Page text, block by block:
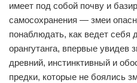
имеет под собой почву и
самосохранения — змеи
понаблюдать, как ведет
орангутанга, впервые увидев
древний, инстинктивный и
предки, которые не боялись